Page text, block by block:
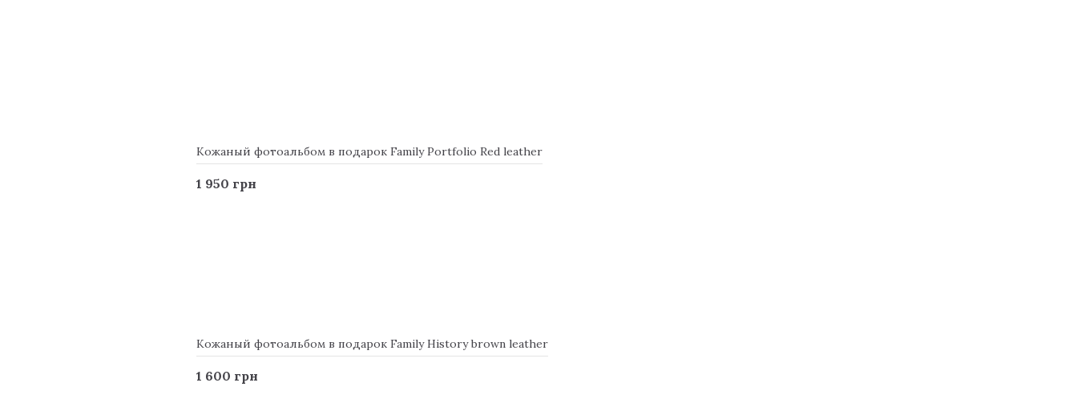
Кожаный фотоальбом в подарок Family Portfolio Red leather
1 950 грн
Кожаный фотоальбом в подарок Family Нistory brown leather
1 600 грн